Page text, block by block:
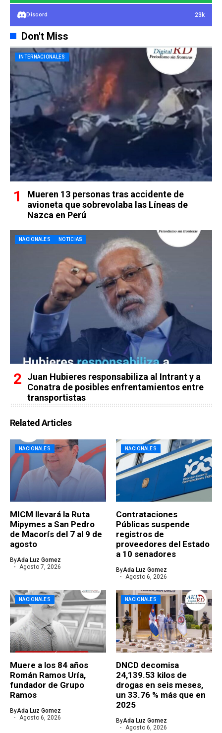
Discord 23k
Don't Miss
INTERNACIONALES
Mueren 13 personas tras accidente de
avioneta que sobrevolaba las Líneas de
Nazca en Perú
NACIONALES NOTICIAS
Juan Hubieres responsabiliza al Intrant y a
Conatra de posibles enfrentamientos entre
transportistas
Related Articles
NACIONALES
MICM llevará la Ruta
Mipymes a San Pedro
de Macorís del 7 al 9 de
agosto
ByAda Luz Gomez
Agosto 7, 2026
NACIONALES
Contrataciones
Públicas suspende
registros de
proveedores del Estado
a 10 senadores
ByAda Luz Gomez
Agosto 6, 2026
NACIONALES
Muere a los 84 años
Román Ramos Uría,
fundador de Grupo
Ramos
ByAda Luz Gomez
Agosto 6, 2026
NACIONALES
DNCD decomisa
24,139.53 kilos de
drogas en seis meses,
un 33.76 % más que en
2025
ByAda Luz Gomez
Agosto 6, 2026